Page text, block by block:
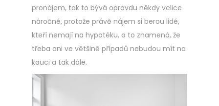
pronájem, tak to bývá opravdu někdy velice
náročné, protože právě nájem si berou lidé,
kteří nemají na hypotéku, a to znamená, že
třeba ani ve většině případů nebudou mít na
kauci a tak dále.